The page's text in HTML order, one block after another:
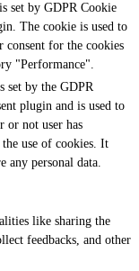
set by GDPR Cookie
The cookie is used to
consent for the cookies
"Performance".
set by the GDPR
plugin and is used to
or not user has
the use of cookies. It
any personal data.
like sharing the
feedbacks, and other